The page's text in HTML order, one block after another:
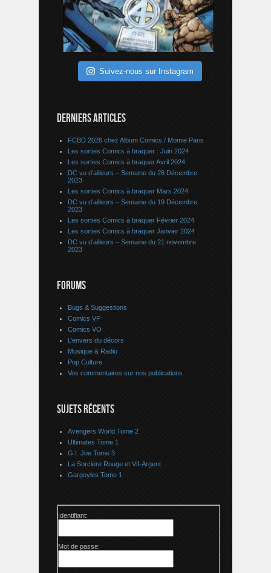
Suivez-nous sur Instagram
DERNIERS ARTICLES
FCBD 2026 chez Album Comics / Momie Paris
Les sorties Comics à braquer : Juin 2024
Les sorties Comics à braquer Avril 2024
DC vu d’ailleurs – Semaine du 26 Décembre
2023
Les sorties Comics à braquer Mars 2024
DC vu d’ailleurs – Semaine du 19 Décembre
2023
Les sorties Comics à braquer Février 2024
Les sorties Comics à braquer Janvier 2024
DC vu d’ailleurs – Semaine du 21 novembre
2023
FORUMS
Bugs & Suggestions
Comics VF
Comics VO
L’envers du décors
Musique & Radio
Pop Culture
Vos commentaires sur nos publications
SUJETS RÉCENTS
Avengers World Tome 2
Ultimates Tome 1
G.I. Joe Tome 3
La Sorcière Rouge et Vif-Argent
Gargoyles Tome 1
Identifiant:
Mot de passe: